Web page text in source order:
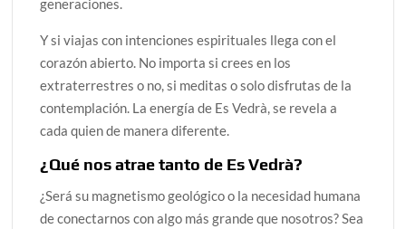
generaciones.
Y si viajas con intenciones espirituales llega con el
corazón abierto. No importa si crees en los
extraterrestres o no, si meditas o solo disfrutas de la
contemplación. La energía de Es Vedrà, se revela a
cada quien de manera diferente.
¿Qué nos atrae tanto de Es Vedrà?
¿Será su magnetismo geológico o la necesidad humana
de conectarnos con algo más grande que nosotros? Sea